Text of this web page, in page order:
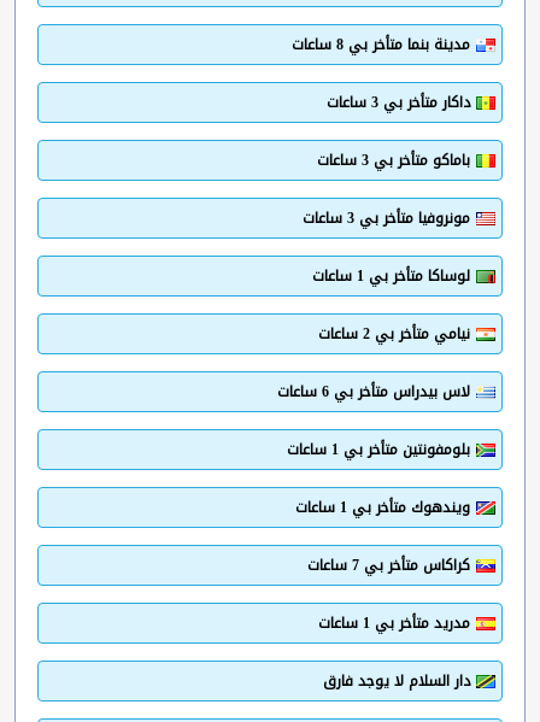
مدينة بنما متأخر بي 8 ساعات
داكار متأخر بي 3 ساعات
باماكو متأخر بي 3 ساعات
مونروفيا متأخر بي 3 ساعات
لوساكا متأخر بي 1 ساعات
نيامي متأخر بي 2 ساعات
لاس بيدراس متأخر بي 6 ساعات
بلومفونتين متأخر بي 1 ساعات
ويندهوك متأخر بي 1 ساعات
كراكاس متأخر بي 7 ساعات
مدريد متأخر بي 1 ساعات
دار السلام لا يوجد فارق